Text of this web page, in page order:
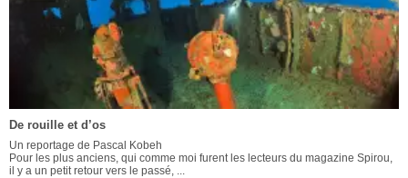
De rouille et d’os
Un reportage de Pascal Kobeh
Pour les plus anciens, qui comme moi furent les lecteurs du magazine Spirou,
il y a un petit retour vers le passé, ...